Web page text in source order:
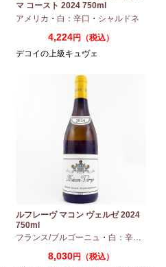
ピノノワール
マ コースト 2024 750ml
アメリカ ・ 白：辛口 ・ シャルドネ
4,224円（税込）
デコイの上級キュヴェ
ルフレーヴ マコン ヴェルゼ 2024
750ml
フランス/ブルゴーニュ ・ 白：辛口
8,030円（税込）